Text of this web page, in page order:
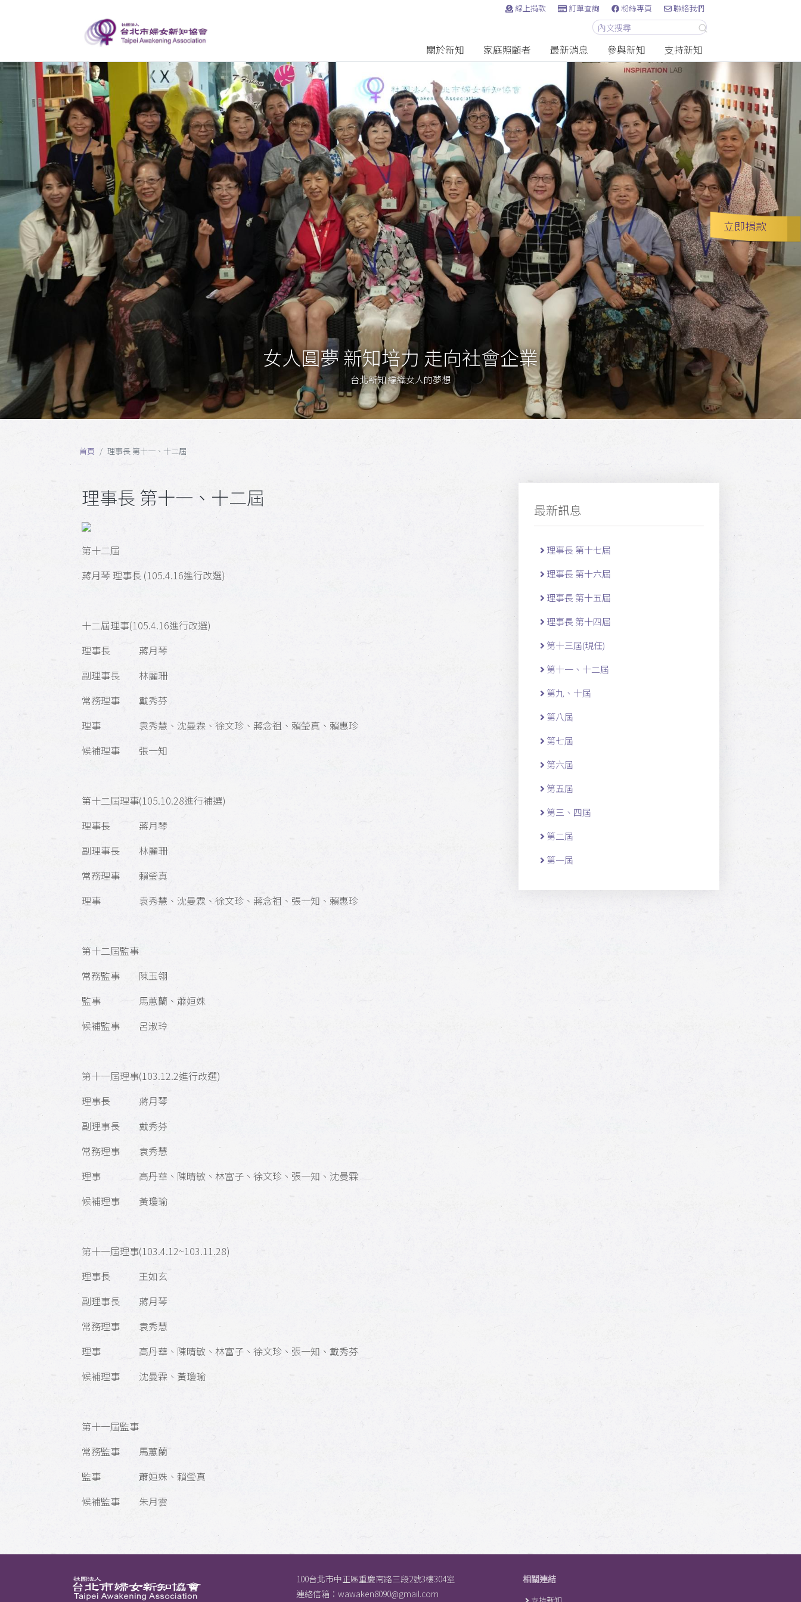
線上捐款 訂單查詢 粉絲專頁 聯絡我們
關於新知 家庭照顧者 最新消息 參與新知 支持新知
立即捐款
女人圓夢 新知培力 走向社會企業
台北新知 編織女人的夢想
首頁 理事長 第十一 、十二 屆
理事長 第十一 、十二 屆
第十二 屆
蔣月琴 理事長 (105.4.16進行改選)
十二屆理事(105.4.16進行改選)
理事長 蔣月琴
副理事長 林麗珊
常務理事 戴秀芬
理事 袁秀慧、沈曼霖、徐文珍、蔣念祖、賴瑩真、賴惠珍
候補理事 張一知
第十二屆理事(105.10.28進行補選)
理事長 蔣月琴
副理事長 林麗珊
常務理事 賴瑩真
理事 袁秀慧、沈曼霖、徐文珍、蔣念祖、張一知、賴惠珍
第十二屆監事
常務監事 陳玉翎
監事 馬蕙蘭、蕭姮姝
候補監事 呂淑玲
第十一屆理事(103.12.2進行改選)
理事長 蔣月琴
副理事長 戴秀芬
常務理事 袁秀慧
理事 高丹華、陳晴敏、林富子、徐文珍、張一知、沈曼霖
候補理事 黃瓊瑜
第十一屆理事(103.4.12~103.11.28)
理事長 王如玄
副理事長 蔣月琴
常務理事 袁秀慧
理事 高丹華、陳晴敏、林富子、徐文珍、張一知、戴秀芬
候補理事 沈曼霖、黃瓊瑜
第十一屆監事
常務監事 馬蕙蘭
監事 蕭姮姝、賴瑩真
候補監事 朱月雲
最新訊息
理事長 第十七屆
理事長 第十六屆
理事長 第十五屆
理事長 第十四屆
第十三屆(現任)
第十一 、十二 屆
第九、十屆
第八屆
第七屆
第六屆
第五屆
第三、四屆
第二屆
第一屆
100台北市中正區重慶南路三段2號3樓304室
連絡信箱： wawaken8090@gmail.com
相關連結